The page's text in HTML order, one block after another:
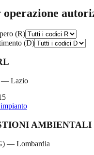
(R)
(D)
— Lazio
AMBIENTALI
) — Lombardia